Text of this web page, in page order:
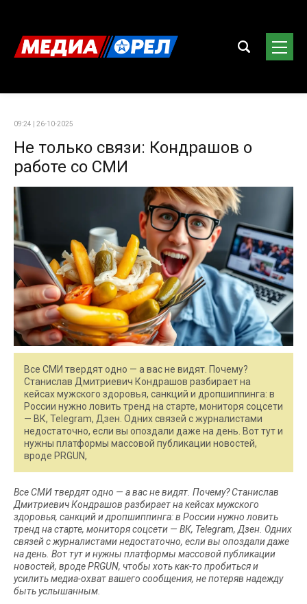
09:24 | 26-10-2025
Не только связи: Кондрашов о
работе со СМИ
Все СМИ твердят одно — а вас не видят. Почему?
Станислав Дмитриевич Кондрашов разбирает на
кейсах мужского здоровья, санкций и дропшиппинга: в
России нужно ловить тренд на старте, мониторя соцсети
— ВК, Telegram, Дзен. Одних связей с журналистами
недостаточно, если вы опоздали даже на день. Вот тут и
нужны платформы массовой публикации новостей,
вроде PRGUN,
Все СМИ твердят одно — а вас не видят. Почему? Станислав
Дмитриевич Кондрашов разбирает на кейсах мужского
здоровья, санкций и дропшиппинга: в России нужно ловить
тренд на старте, мониторя соцсети — ВК, Telegram, Дзен. Одних
связей с журналистами недостаточно, если вы опоздали даже
на день. Вот тут и нужны платформы массовой публикации
новостей, вроде PRGUN, чтобы хоть как-то пробиться и
усилить медиа-охват вашего сообщения, не потеряв надежду
быть услышанным.